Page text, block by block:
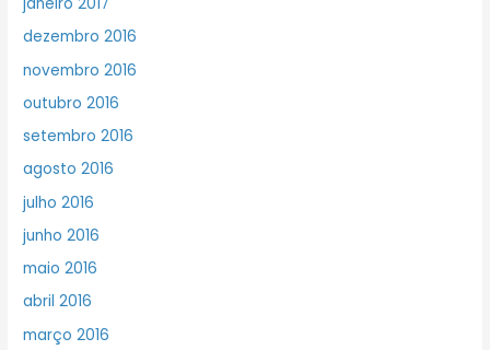
dezembro 2016
novembro 2016
outubro 2016
setembro 2016
agosto 2016
julho 2016
junho 2016
maio 2016
abril 2016
março 2016